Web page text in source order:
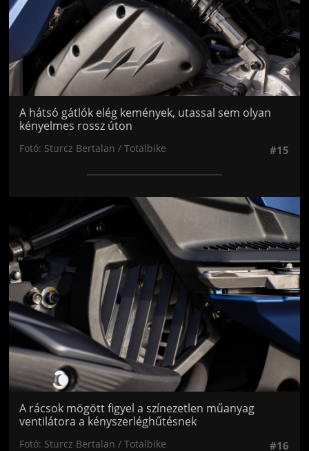
A hátsó gátlók elég kemények, utassal sem olyan
kényelmes rossz úton
Fotó: Sturcz Bertalan / Totalbike #15
Jön még kép!
A rácsok mögött figyel a színezetlen műanyag
ventilátora a kényszerléghűtésnek
Fotó: Sturcz Bertalan / Totalbike #16